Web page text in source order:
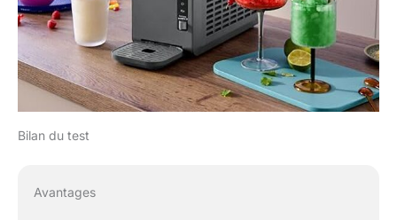
Bilan du test
Avantages